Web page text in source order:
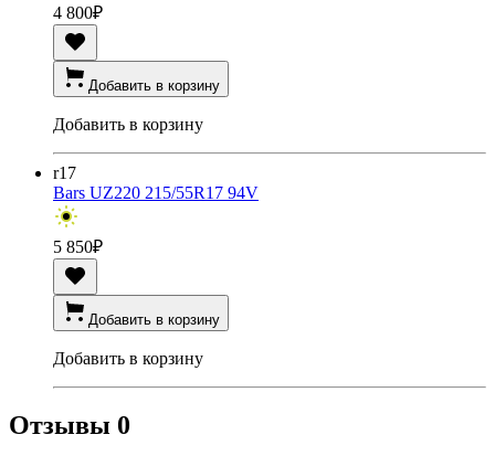
4 800₽
Добавить в корзину
Добавить в корзину
r17
Bars UZ220 215/55R17 94V
5 850₽
Добавить в корзину
Добавить в корзину
Отзывы 0